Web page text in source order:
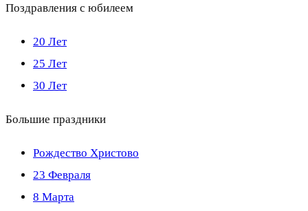
Поздравления с юбилеем
20 Лет
25 Лет
30 Лет
Большие праздники
Рождество Христово
23 Февраля
8 Марта